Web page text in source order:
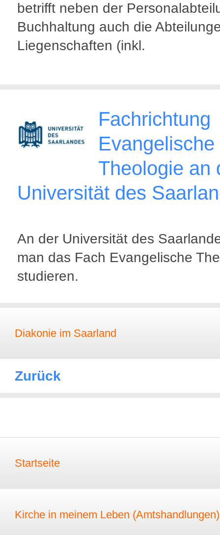
betrifft neben der
Buchhaltung auch die
Liegenschaften (inkl.
Fachrichtung
Evangelische
Theologie an
Universität des
An der Universität des
man das Fach Evangelische
studieren.
Diakonie im Saarland
Zurück
Startseite
Kirche in meinem Leben (Amtshandlungen)